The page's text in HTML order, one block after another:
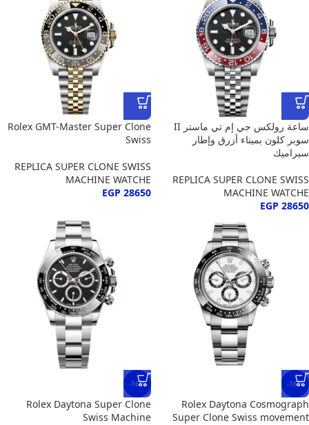
ساعة رولكس جي إم تي ماستر II
سوبر كلون بميناء أزرق وإطار
سيراميك
REPLICA SUPER CLONE SWISS
MACHINE WATCHE
EGP 28650
Rolex GMT-Master Super Clone
Swiss
REPLICA SUPER CLONE SWISS
MACHINE WATCHE
EGP 28650
-16%
Rolex Daytona Cosmograph
Super Clone Swiss movement
-16%
Rolex Daytona Super Clone
Swiss Machine